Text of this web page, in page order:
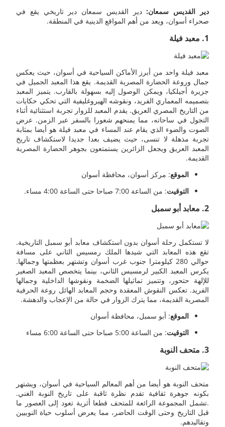
دير القديس سمعان:دير القديس سمعان دير تاريخي يقع في
صحراء أسوان، ويعد من أهم المواقع الدينية في المنطقة.
1. معبد فيلة
معبد فيلة واحد من أبرز الأماكن السياحية في أسوان، حيث يعكس
جمال وروعة الحضارة المصرية القديمة. يقع هذا المعبد الجميل في
جزيرة أجيلكيا، ويمكن الوصول إليه بسهولة بالقارب. يتميز المعبد
بتصميمه المعماري الفريد، ونقوشه الهيروغليفية التي تحكي حكايات
من التاريخ المصري العريق. يقدم المعبد للزوار تجربة استثنائية أثناء
التجول في ساحاته، مما يمنحهم شعورا بالسفر عبر الزمن. عرض
الصوت والضوء الذي يقام عند المساء في معبد فيلة هو أيضا بمثابة
تجربة مذهلة لا تنسى، حيث يضيف بعدا جديدا لاستكشاف تاريخ
المعبد العريق ويجعل الزائرين يستمتعون بجوهر الحضارة المصرية
القديمة.
الموقع: مركز أسوان، محافظة أسوان
التوقيت: من الساعة 7:00 صباحا حتى الساعة 4:00 مساء.
2. معابد أبو سمبل
لا تستكمل رحلة أسوان بدون استكشاف معابد أبو سمبل التاريخية.
تقع هذه المعابد التي شيدها الملك رمسيس الثاني على مسافة
حوالي 280 كيلومترا جنوب غرب أسوان وتشتهر بعظمتها وجمالها.
يكرس المعبد الكبير لرمسيس الثاني، بينما يتخصص المعبد الصغير
للإلهة حتحور، وتتميز تماثيلها الضخمة ونقوشها الداخلية وجمالها
الفريد. تعكس النقوش المعقدة وحجم المعابد الهائل روعة الحرفية
المصرية القديمة، مما يترك الزوار في حالة من الإعجاب والدهشة.
الموقع: أبو سمبل، محافظة أسوان
التوقيت: من الساعة 5:00 صباحا حتى الساعة 6:00 مساء
3. متحف النوبة
متحف النوبة هو أيضا من أهم المعالم السياحية في أسوان، ويشتهر
بكونه جوهرة ثقافية تقدم نظرة ثاقبة على تاريخ النوبة الغني.
.تشمل المجموعة الرائعة للمتحف قطعا أثرية تعود إلى العصور ما
قبل التاريخ وحتى الوقت الحاضر، مما يعرض أسلوب حياة النوبيين
وتقاليدهم.